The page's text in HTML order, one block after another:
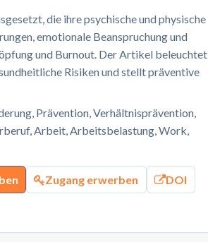
die ihre psychische und physische
emotionale Beanspruchung und
und Burnout. Der Artikel beleuchtet
Risiken und stellt präventive
Prävention, Verhältnisprävention,
Arbeit, Arbeitsbelastung, Work,
Zugang erwerben DOI